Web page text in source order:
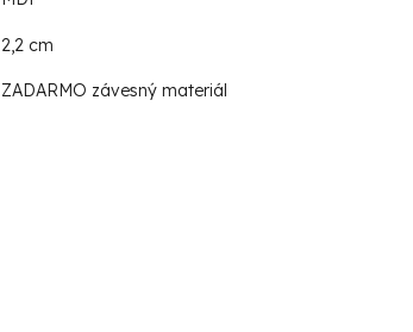
2,2 cm
ZADARMO závesný materiál